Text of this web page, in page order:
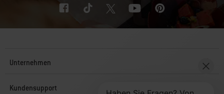
Unternehmen
Kundensupport